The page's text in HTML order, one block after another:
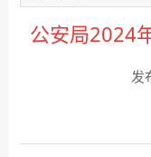
公安局2024
发